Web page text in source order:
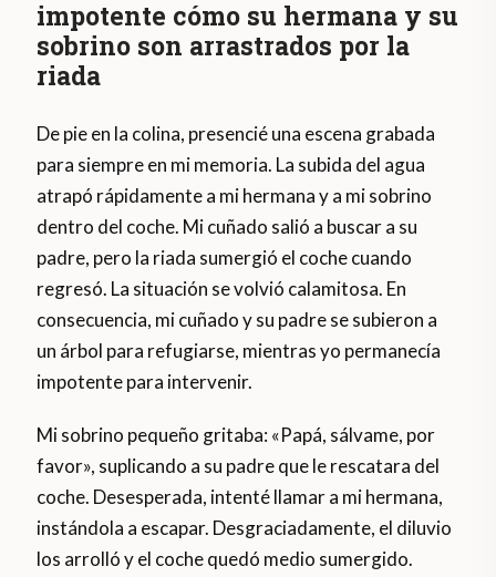
impotente cómo su hermana y su
sobrino son arrastrados por la
riada
De pie en la colina, presencié una escena grabada
para siempre en mi memoria. La subida del agua
atrapó rápidamente a mi hermana y a mi sobrino
dentro del coche. Mi cuñado salió a buscar a su
padre, pero la riada sumergió el coche cuando
regresó. La situación se volvió calamitosa. En
consecuencia, mi cuñado y su padre se subieron a
un árbol para refugiarse, mientras yo permanecía
impotente para intervenir.
Mi sobrino pequeño gritaba: «Papá, sálvame, por
favor», suplicando a su padre que le rescatara del
coche. Desesperada, intenté llamar a mi hermana,
instándola a escapar. Desgraciadamente, el diluvio
los arrolló y el coche quedó medio sumergido.